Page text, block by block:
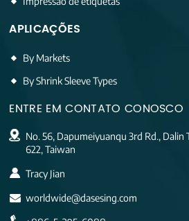
APLICAÇÕES
By Markets
By Shrink Sleeve Types
ENTRE EM CONTATO CONOSCO
No. 56, Dapumeiyuanqu 3rd Rd.,
622, Taiwan
Tracy Jian
worldwide@dasesing.com